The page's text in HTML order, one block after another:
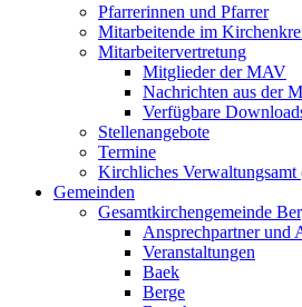
Pfarrerinnen und Pfarrer
Mitarbeitende im
Mitarbeitervertretung
Mitglieder der MAV
Nachrichten aus der
Verfügbare
Stellenangebote
Termine
Kirchliches
Gemeinden
Gesamtkirchengemeinde
Ansprechpartner und
Veranstaltungen
Baek
Berge